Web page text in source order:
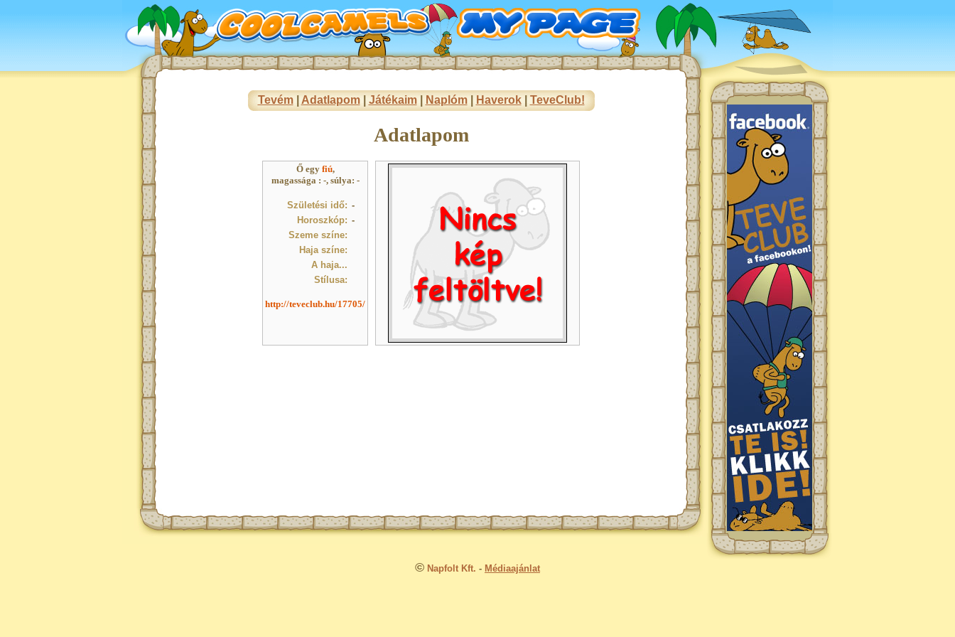
Tevém| Adatlapom| Játékaim| Naplóm| Haverok| TeveClub!
Adatlapom
Ő egy fiú,
magassága : -, súlya: -
Születési idő: -
Horoszkóp: -
Szeme színe:
Haja színe:
A haja...
Stílusa:
http://teveclub.hu/17705/
© Napfolt Kft. - Médiaajánlat